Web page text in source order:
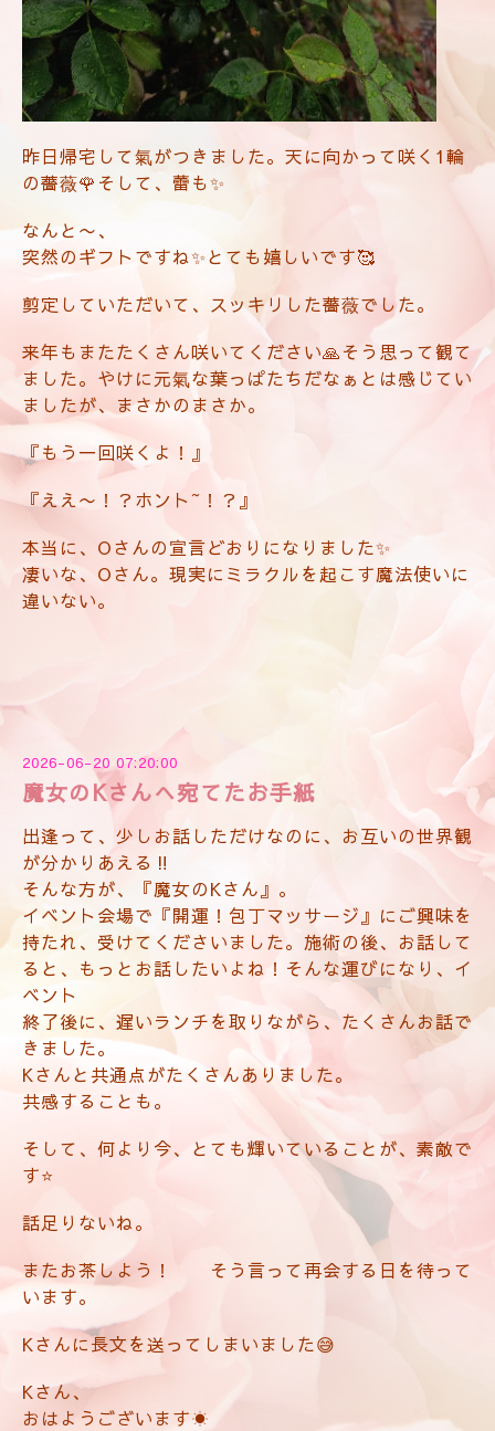
昨日帰宅して氣がつきました。天に向かって咲く1輪
の薔薇🌹そして、蕾も✨
なんと〜、
突然のギフトですね✨とても嬉しいです🥰
剪定していただいて、スッキリした薔薇でした。
来年もまたたくさん咲いてください🙏そう思って観て
ました。やけに元氣な葉っぱたちだなぁとは感じてい
ましたが、まさかのまさか。
『もう一回咲くよ！』
『ええ〜！？ホント~！？』
本当に、Oさんの宣言どおりになりました✨
凄いな、Oさん。現実にミラクルを起こす魔法使いに
違いない。
2026-06-20 07:20:00
魔女のKさんへ宛てたお手紙
出逢って、少しお話しただけなのに、お互いの世界観
が分かりあえる‼️
そんな方が、『魔女のKさん』。
イベント会場で『開運！包丁マッサージ』にご興味を
持たれ、受けてくださいました。施術の後、お話して
ると、もっとお話したいよね！そんな運びになり、イ
ベント
終了後に、遅いランチを取りながら、たくさんお話で
きました。
Kさんと共通点がたくさんありました。
共感することも。
そして、何より今、とても輝いていることが、素敵で
す⭐️
話足りないね。
またお茶しよう！ そう言って再会する日を待って
います。
Kさんに長文を送ってしまいました😅
Kさん、
おはようございます☀